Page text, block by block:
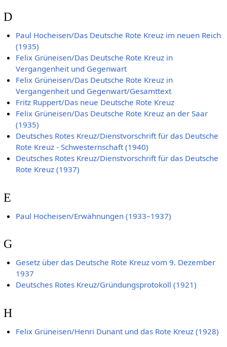
D
Paul Hocheisen/Das Deutsche Rote Kreuz im neuen Reich
(1935)
Felix Grüneisen/Das Deutsche Rote Kreuz in
Vergangenheit und Gegenwart
Felix Grüneisen/Das Deutsche Rote Kreuz in
Vergangenheit und Gegenwart/Gesamttext
Fritz Ruppert/Das neue Deutsche Rote Kreuz
Felix Grüneisen/Das Deutsche Rote Kreuz an der Saar
(1935)
Deutsches Rotes Kreuz/Dienstvorschrift für das Deutsche
Rote Kreuz - Schwesternschaft (1940)
Deutsches Rotes Kreuz/Dienstvorschrift für das Deutsche
Rote Kreuz (1937)
E
Paul Hocheisen/Erwähnungen (1933–1937)
G
Gesetz über das Deutsche Rote Kreuz vom 9. Dezember
1937
Deutsches Rotes Kreuz/Gründungsprotokoll (1921)
H
Felix Grüneisen/Henri Dunant und das Rote Kreuz (1928)